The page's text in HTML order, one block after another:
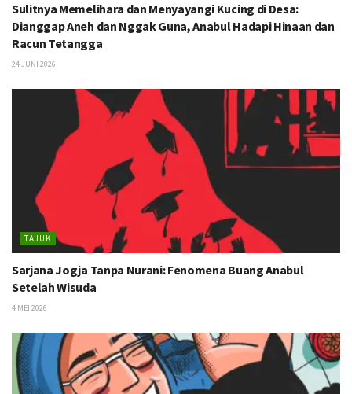
Sulitnya Memelihara dan Menyayangi Kucing di Desa:
Dianggap Aneh dan Nggak Guna, Anabul Hadapi Hinaan dan
Racun Tetangga
24 JUNI 2026
TAJUK
Sarjana Jogja Tanpa Nurani: Fenomena Buang Anabul
Setelah Wisuda
4 MEI 2026